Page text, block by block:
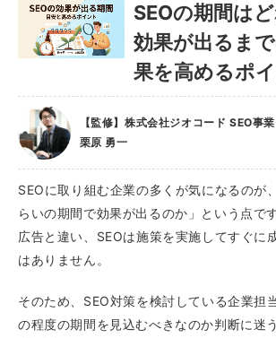
SEOの期間は
効果が出るま
果を高めるポ
【監修】株式会社ジオコード SEO事
栗原 勇一
SEOに取り組む企業の多くが気になるのが
らいの期間で効果が出るのか」という点です
広告と違い、SEOは施策を実施してすぐに
はありません。
そのため、SEO対策を検討している企業担
の程度の期間を見込むべきなのか判断に迷